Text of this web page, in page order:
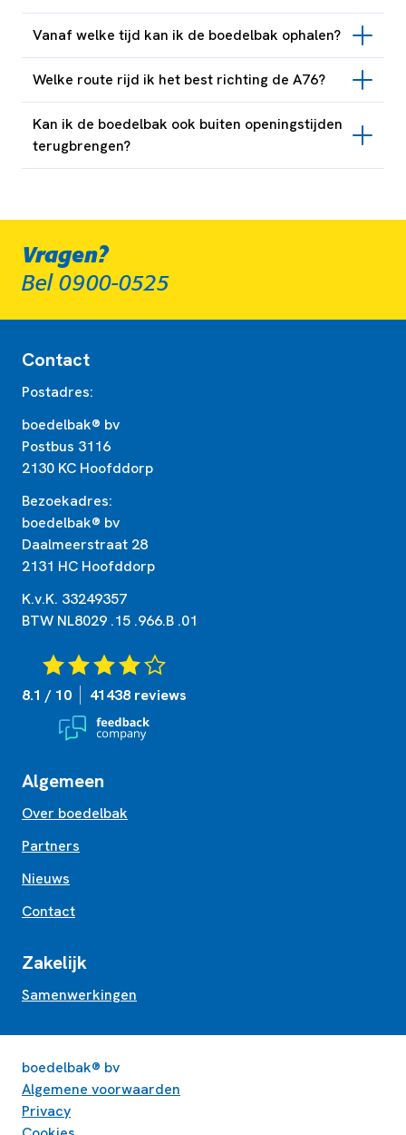
Vanaf welke tijd kan ik de boedelbak ophalen?
Welke route rijd ik het best richting de A76?
Kan ik de boedelbak ook buiten openingstijden
terugbrengen?
Vragen?
Bel 0900-0525
Contact
Postadres:
boedelbak® bv
Postbus 3116
2130 KC Hoofddorp
Bezoekadres:
boedelbak® bv
Daalmeerstraat 28
2131 HC Hoofddorp
K.v.K. 33249357
BTW NL8029 .15 .966.B .01
8.1 / 10 41438 reviews
Algemeen
Over boedelbak
Partners
Nieuws
Contact
Zakelijk
Samenwerkingen
boedelbak® bv
Algemene voorwaarden
Privacy